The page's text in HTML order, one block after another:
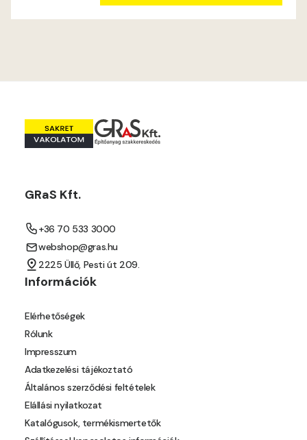
Mandarin E
Mouse-grey E
Pumpkin E
GRaS Kft.
+36 70 533 3000
webshop@gras.hu
2225 Üllő, Pesti út 209.
Információk
Elérhetőségek
Rólunk
Impresszum
Adatkezelési tájékoztató
Általános szerződési feltételek
Elállási nyilatkozat
Katalógusok, termékismertetők